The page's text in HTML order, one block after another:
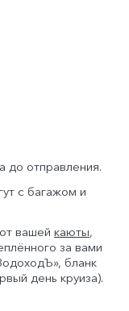
до отправления.
с багажом и
вашей каюты,
за вами
бланк
день круиза).